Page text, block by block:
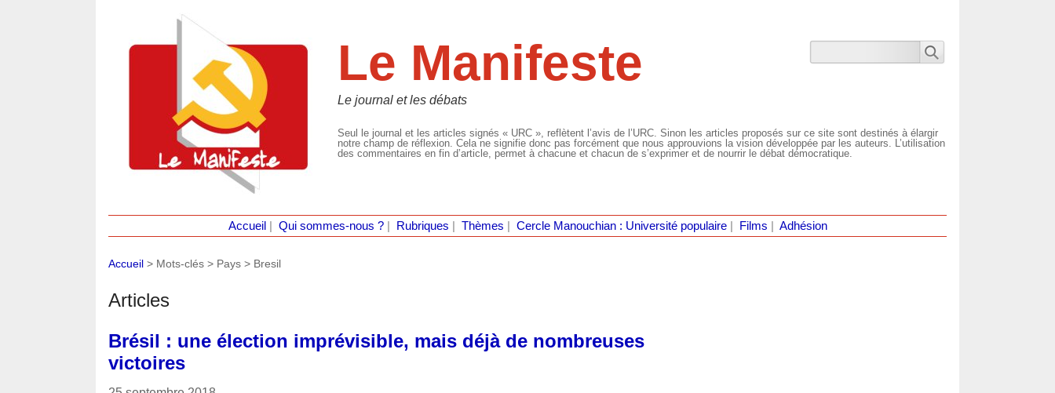
Le Manifeste
Le journal et les débats
Seul le journal et les articles signés « URC », reflètent l’avis de l’URC. Sinon les articles proposés sur ce site sont destinés à élargir
notre champ de réflexion. Cela ne signifie donc pas forcément que nous approuvions la vision développée par les auteurs. L’utilisation
des commentaires en fin d’article, permet à chacune et chacun de s’exprimer et de nourrir le débat démocratique.
Accueil Qui sommes-nous ?| Rubriques Thèmes Cercle Manouchian : Université populaire| Films Adhésion
Accueil > Mots-clés > Pays > Bresil
Articles
Brésil : une élection imprévisible, mais déjà de nombreuses
victoires